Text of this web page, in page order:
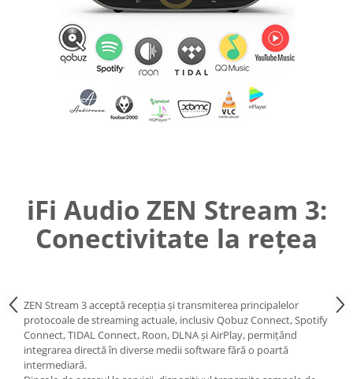
iFi Audio ZEN Stream 3:
Conectivitate la rețea
ZEN Stream 3 acceptă recepția și transmiterea principalelor
protocoale de streaming actuale, inclusiv Qobuz Connect, Spotify
Connect, TIDAL Connect, Roon, DLNA și AirPlay, permițând
integrarea directă în diverse medii software fără o poartă
intermediară.